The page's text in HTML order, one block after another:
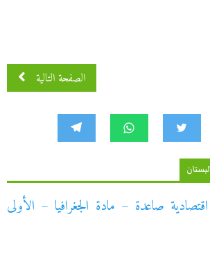
الصفحة التالية
صاعدة – مادة الجغرافيا – الأولى